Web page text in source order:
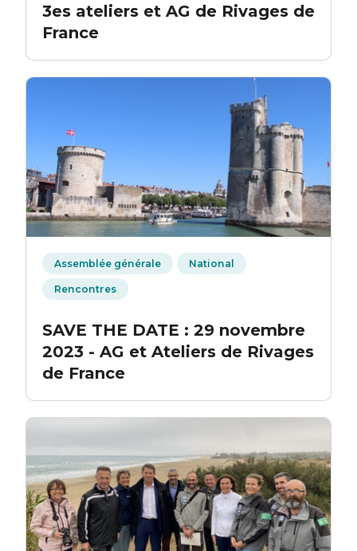
3es ateliers et AG de Rivages de
France
Assemblée générale National
Rencontres
SAVE THE DATE : 29 novembre
2023 - AG et Ateliers de Rivages
de France